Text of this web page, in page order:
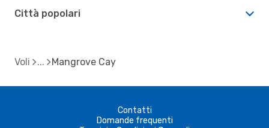
Città popolari
Voli Mangrove Cay
Contatti
Domande frequenti